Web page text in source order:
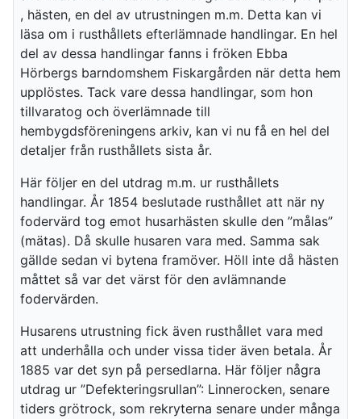
, hästen, en del av utrustningen m.m. Detta kan vi
läsa om i rusthållets efterlämnade handlingar. En hel
del av dessa handlingar fanns i fröken Ebba
Hörbergs barndomshem Fiskargården när detta hem
upplöstes. Tack vare dessa handlingar, som hon
tillvaratog och överlämnade till
hembygdsföreningens arkiv, kan vi nu få en hel del
detaljer från rusthållets sista år.
Här följer en del utdrag m.m. ur rusthållets
handlingar. År 1854 beslutade rusthållet att när ny
fodervärd tog emot husarhästen skulle den ”målas”
(mätas). Då skulle husaren vara med. Samma sak
gällde sedan vi bytena framöver. Höll inte då hästen
måttet så var det värst för den avlämnande
fodervärden.
Husarens utrustning fick även rusthållet vara med
att underhålla och under vissa tider även betala. År
1885 var det syn på persedlarna. Här följer några
utdrag ur ”Defekteringsrullan”: Linnerocken, senare
tiders grötrock, som rekryterna senare under många